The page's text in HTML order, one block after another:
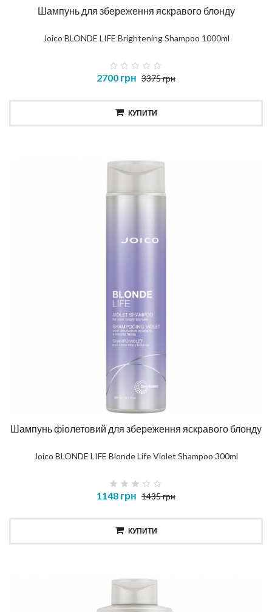
Шампунь для збереження яскравого блонду
Joico BLONDE LIFE Brightening Shampoo 1000ml
2700 грн 3375 грн
КУПИТИ
Шампунь фіолетовий для збереження яскравого блонду
Joico BLONDE LIFE Blonde Life Violet Shampoo 300ml
1148 грн 1435 грн
КУПИТИ